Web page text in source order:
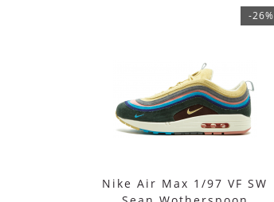
-26%
Nike Air Max 1/97 VF SW